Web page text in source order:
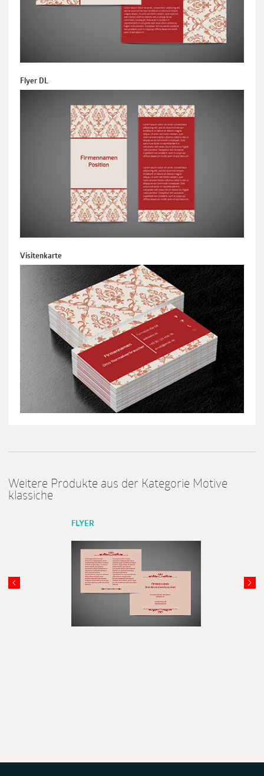
Flyer DL
Visitenkarte
Weitere Produkte aus der Kategorie Motive
klassiche
FLYER